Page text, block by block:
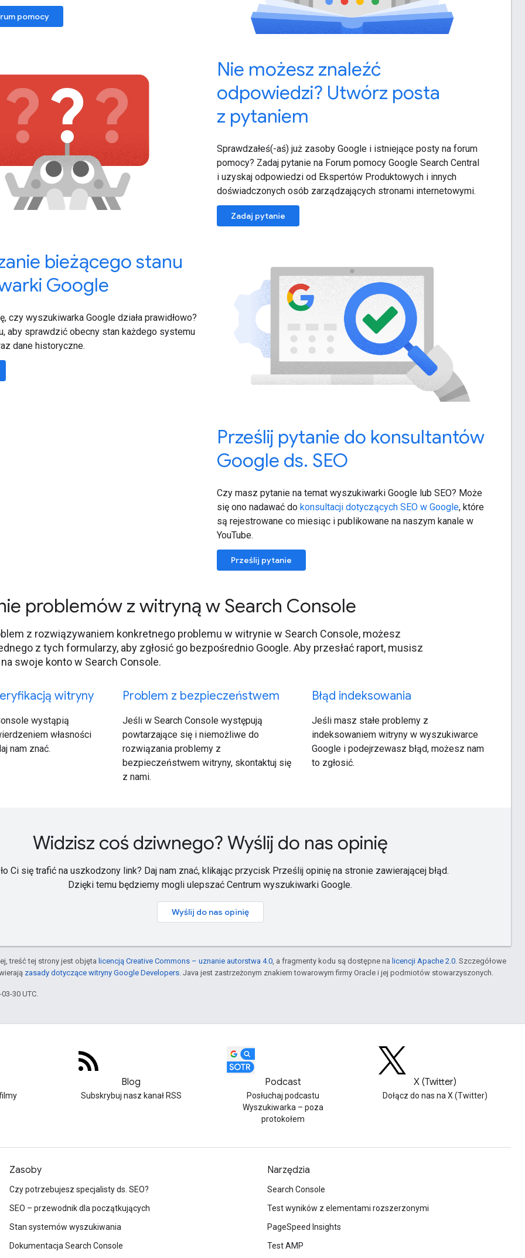
pomocy
Nie możesz znaleźć
odpowiedzi? Utwórz posta
z pytaniem
Sprawdzałeś(-aś) już zasoby Google i istniejące posty na forum
pomocy? Zadaj pytanie na Forum pomocy Google Search Central
i uzyskaj odpowiedzi od Ekspertów Produktowych i innych
doświadczonych osób zarządzających stronami internetowymi.
Zadaj pytanie
bieżącego stanu
Google
czy wyszukiwarka Google działa prawidłowo?
aby sprawdzić obecny stan każdego systemu
dane historyczne.
Prześlij pytanie do konsultantów
Google ds. SEO
Czy masz pytanie na temat wyszukiwarki Google lub SEO? Może
się ono nadawać do konsultacji dotyczących SEO w Google, które
są rejestrowane co miesiąc i publikowane na naszym kanale w
YouTube.
Prześlij pytanie
problemów z witryną w Search Console
z rozwiązywaniem konkretnego problemu w witrynie w Search Console, możesz
z tych formularzy, aby zgłosić go bezpośrednio Google. Aby przesłać raport, musisz
na swoje konto w Search Console.
witryny
wystąpią
własności
nam znać.
Problem z bezpieczeństwem
Jeśli w Search Console występują
powtarzające się i niemożliwe do
rozwiązania problemy z
bezpieczeństwem witryny, skontaktuj się
z nami.
Błąd indeksowania
Jeśli masz stałe problemy z
indeksowaniem witryny w wyszukiwarce
Google i podejrzewasz błąd, możesz nam
to zgłosić.
Widzisz coś dziwnego? Wyślij do nas opinię
Ci się trafić na uszkodzony link? Daj nam znać, klikając przycisk Prześlij opinię na stronie zawierającej błąd.
Dzięki temu będziemy mogli ulepszać Centrum wyszukiwarki Google.
Wyślij do nas opinię
treść tej strony jest objęta licencją Creative Commons – uznanie autorstwa 4.0, a fragmenty kodu są dostępne na licencji Apache 2.0. Szczegółowe
zasady dotyczące witryny Google Developers. Java jest zastrzeżonym znakiem towarowym firmy Oracle i jej podmiotów stowarzyszonych.
30 UTC.
Blog
Subskrybuj nasz kanał RSS
Podcast
Posłuchaj podcastu
Wyszukiwarka – poza
protokołem
X (Twitter)
Dołącz do nas na X (Twitter)
Zasoby
Czy potrzebujesz specjalisty ds. SEO?
SEO – przewodnik dla początkujących
Stan systemów wyszukiwania
Dokumentacja Search Console
Narzędzia
Search Console
Test wyników z elementami rozszerzonymi
PageSpeed Insights
Test AMP